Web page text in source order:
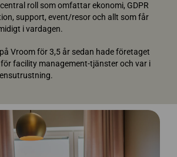
roll som omfattar ekonomi, GDPR
support, event/resor och allt som får
i vardagen.
Vroom för 3,5 år sedan hade företaget
facility management-tjänster och var i